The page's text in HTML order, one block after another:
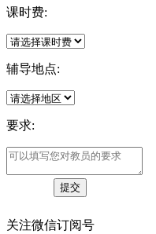
课时费:
辅导地点:
要求:
关注微信订阅号